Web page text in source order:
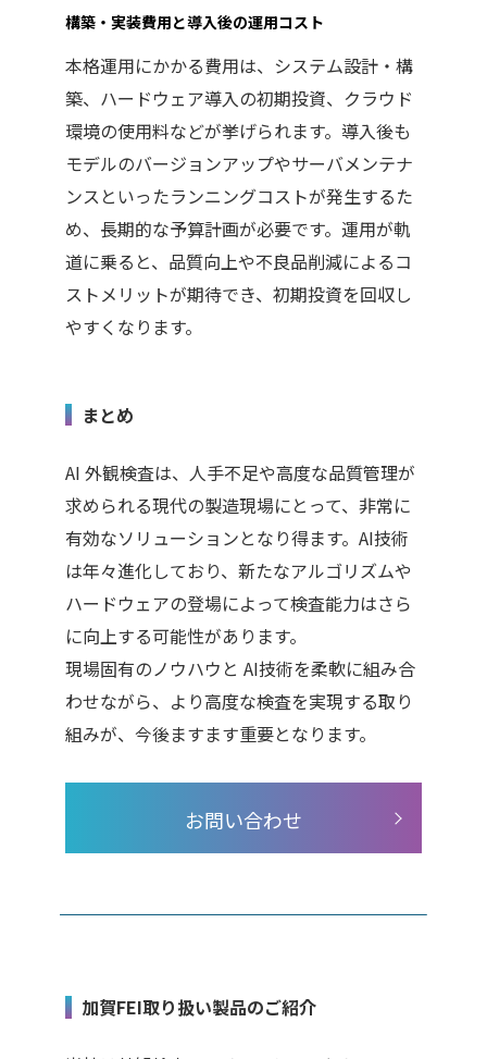
構築・実装費用と導入後の運用コスト
本格運用にかかる費用は、システム設計・構
築、ハードウェア導入の初期投資、クラウド
環境の使用料などが挙げられます。導入後も
モデルのバージョンアップやサーバメンテナ
ンスといったランニングコストが発生するた
め、長期的な予算計画が必要です。運用が軌
道に乗ると、品質向上や不良品削減によるコ
ストメリットが期待でき、初期投資を回収し
やすくなります。
まとめ
AI 外観検査は、人手不足や高度な品質管理が
求められる現代の製造現場にとって、非常に
有効なソリューションとなり得ます。AI技術
は年々進化しており、新たなアルゴリズムや
ハードウェアの登場によって検査能力はさら
に向上する可能性があります。
現場固有のノウハウと AI技術を柔軟に組み合
わせながら、より高度な検査を実現する取り
組みが、今後ますます重要となります。
お問い合わせ
加賀FEI取り扱い製品のご紹介